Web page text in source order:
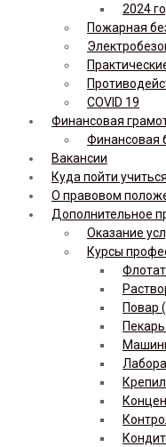
2024
Пожарная
COVID 19
Финансовая
Финансовая
Вакансии
Куда пойти
О правовом
Дополнительное
Оказание
Курсы
Повар